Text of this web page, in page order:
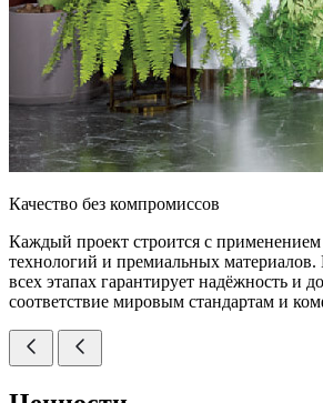
Качество без компромиссов
Каждый проект строится с
технологий и премиальных материалов.
всех этапах гарантирует надёжность и
соответствие мировым стандартам и